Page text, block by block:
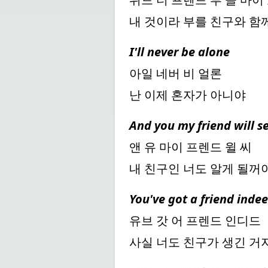
내 것이라 부를 친구와 함
I'll never be alone
아일 네버 비 얼론
난 이제 혼자가 아니야
And you my friend will
앤 유 마이 프렌드 윌 씨
내 친구인 너도 알게 될꺼
You've got a friend
유브 갓 어 프렌드 인디드
사실 너도 친구가 생긴 거